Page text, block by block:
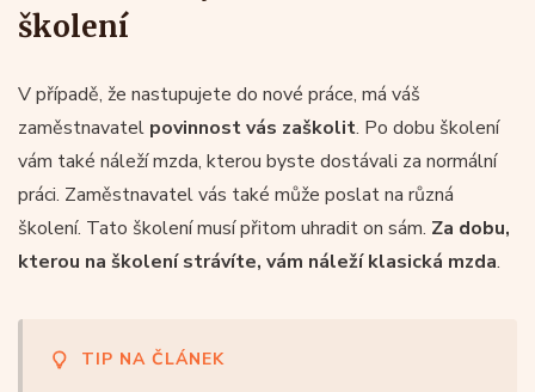
školení
V případě, že nastupujete do nové práce, má váš
zaměstnavatel povinnost vás zaškolit. Po dobu školení
vám také náleží mzda, kterou byste dostávali za normální
práci. Zaměstnavatel vás také může poslat na různá
školení. Tato školení musí přitom uhradit on sám. Za dobu,
kterou na školení strávíte, vám náleží klasická mzda.
TIP NA ČLÁNEK